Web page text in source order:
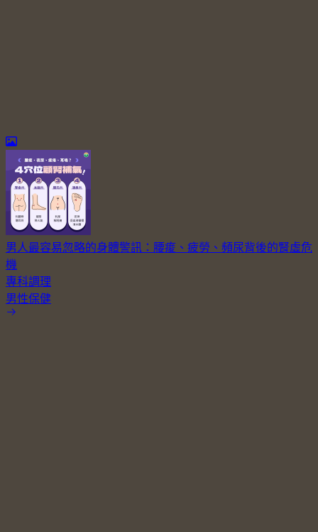
男人最容易忽略的身體警訊：腰痠、疲勞、頻尿背後的腎虛危
機
專科調理
男性保健